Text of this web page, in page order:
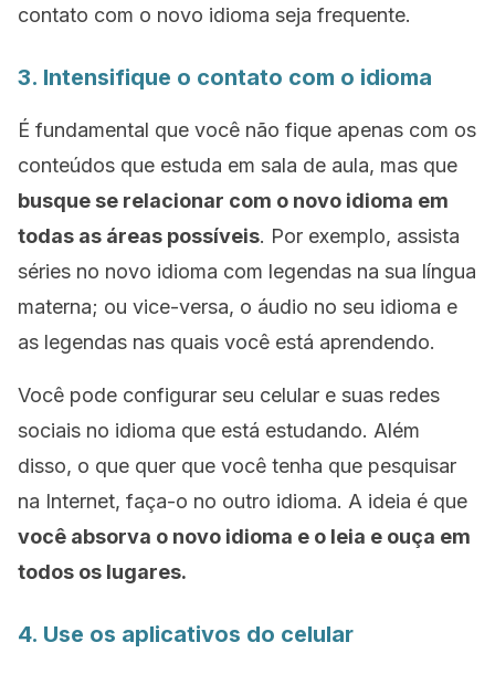
contato com o novo idioma seja frequente.
3. Intensifique o contato com o idioma
É fundamental que você não fique apenas com os
conteúdos que estuda em sala de aula, mas que
busque se relacionar com o novo idioma em
todas as áreas possíveis. Por exemplo, assista
séries no novo idioma com legendas na sua língua
materna; ou vice-versa, o áudio no seu idioma e
as legendas nas quais você está aprendendo.
Você pode configurar seu celular e suas redes
sociais no idioma que está estudando. Além
disso, o que quer que você tenha que pesquisar
na Internet, faça-o no outro idioma. A ideia é que
você absorva o novo idioma e o leia e ouça em
todos os lugares.
4. Use os aplicativos do celular